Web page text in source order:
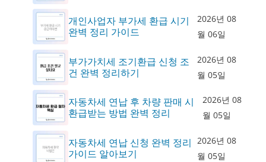
개인사업자 부가세 환급 시기
완벽 정리 가이드
2026년 08
월 06일
부가가치세 조기환급 신청 조
건 완벽 정리하기
2026년 08
월 05일
자동차세 연납 후 차량 판매 시
환급받는 방법 완벽 정리
2026년 08
월 05일
자동차세 연납 신청 완벽 정리
가이드 알아보기
2026년 08
월 05일